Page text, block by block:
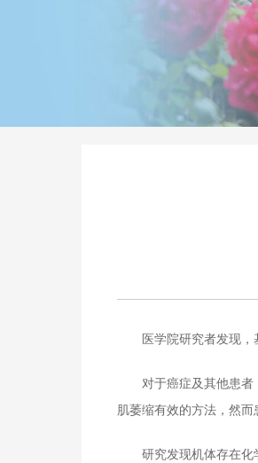
医学院研究者发现
对于癌症及其他患
肌萎缩有效的方法，然而
研究发现机体存在化